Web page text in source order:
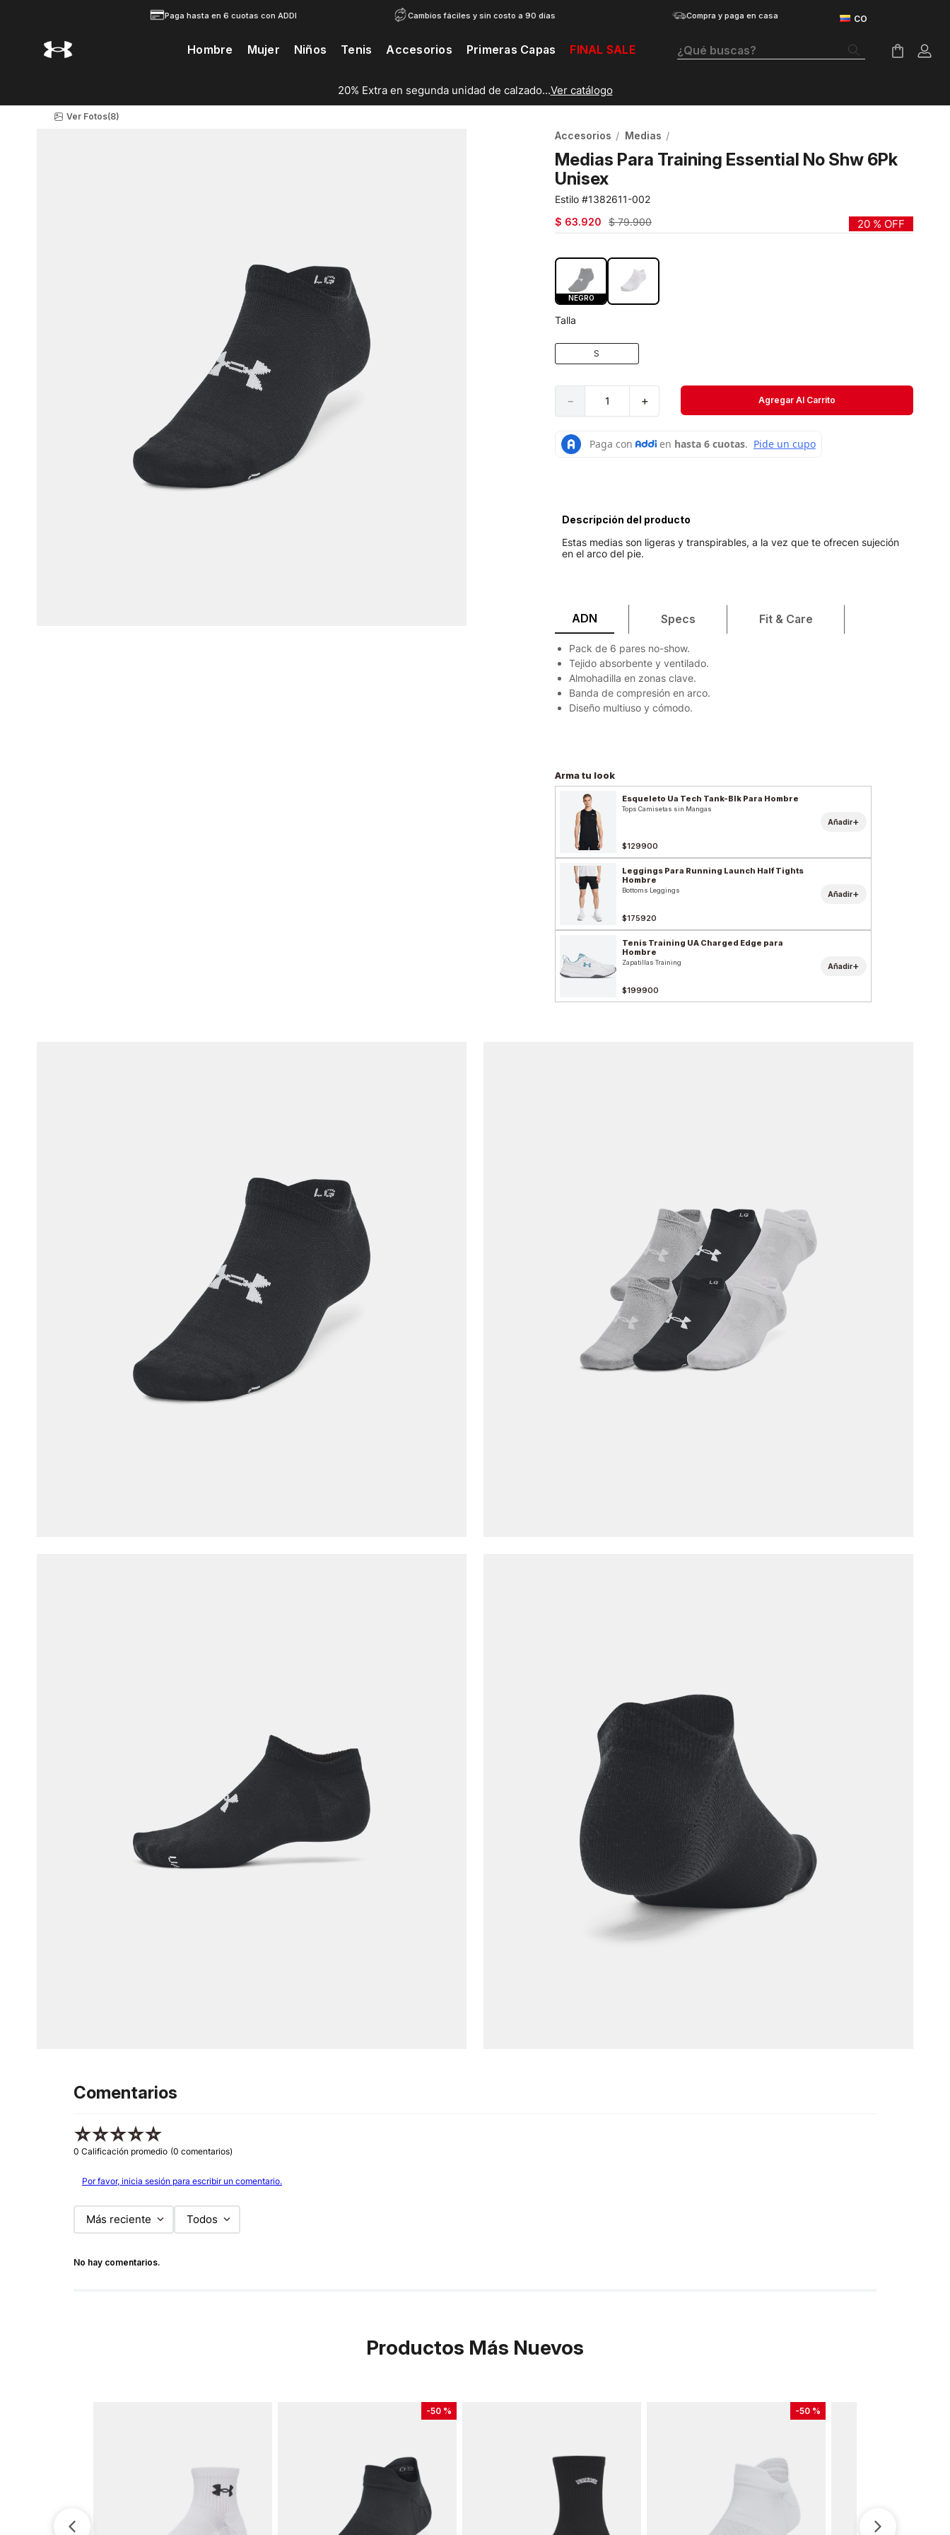
Paga hasta en 6 cuotas con ADDI Cambios fáciles y sin costo a 90 días Compra y paga en casa
Hombre Mujer Niños Tenis Accesorios Primeras Capas FINAL SALE ¿Qué buscas?
20% Extra en segunda unidad de calzado...Ver catálogo
Ver Fotos(8)
Accesorios Medias
Medias Para Training Essential No Shw 6Pk
Unisex
1382611-002
$ 63.920 $ 79.900 20 % OFF
NEGRO
Talla
S
＋
－ Agregar Al Carrito
Descripción del producto
Estas medias son ligeras y transpirables, a la vez que te ofrecen sujeción
en el arco del pie.
ADN Specs Fit & Care
Pack de 6 pares no-show.
Tejido absorbente y ventilado.
Almohadilla en zonas clave.
Banda de compresión en arco.
Diseño multiuso y cómodo.
Arma tu look
Esqueleto Ua Tech Tank-Blk Para Hombre
Tops Camisetas sin Mangas
$129900
Añadir+
Leggings Para Running Launch Half Tights
Hombre
Bottoms Leggings
$175920
Añadir+
Tenis Training UA Charged Edge para
Hombre
Zapatillas Training
$199900
Añadir+
Comentarios
☆☆☆☆☆
0 Calificación promedio (0 comentarios)
Por favor, inicia sesión para escribir un comentario.
Más reciente Todos
No hay comentarios.
Productos Más Nuevos
-50 % -50 %
Botas
Tenis Mujer
Tenis Hombre
Velociti Distance
Velociti